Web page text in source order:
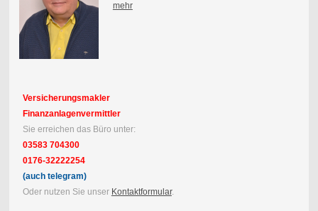
mehr
Versicherungsmakler
Finanzanlagenvermittler
Sie erreichen das Büro unter:
03583 704300
0176-32222254
(auch telegram)
Oder nutzen Sie unser Kontaktformular.